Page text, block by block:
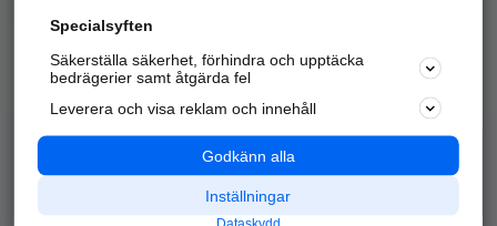
Alla kategorier
Populära sökningar
API & Kartor
Annonsera
Integritet
Nödnummer
Specialsyften
Säkerställa säkerhet, förhindra och upptäcka
bedrägerier samt åtgärda fel
Leverera och visa reklam och innehåll
Godkänn alla
Inställningar
Dataskydd